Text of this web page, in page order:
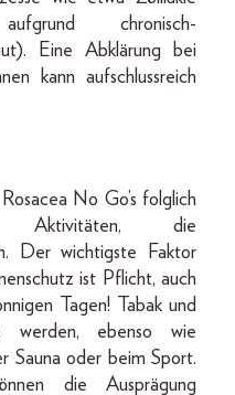
aufgrund chronisch-
Eine Abklärung bei
kann aufschlussreich
No Go’s folglich
Aktivitäten, die
Der wichtigste Faktor
ist Pflicht, auch
Tagen! Tabak und
werden, ebenso wie
Sauna oder beim Sport.
die Ausprägung